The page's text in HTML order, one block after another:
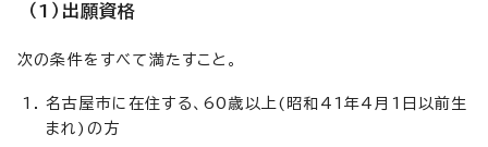
（1）出願資格
次の条件をすべて満たすこと。
名古屋市に在住する、60歳以上(昭和41年4月1日以前生
まれ)の方